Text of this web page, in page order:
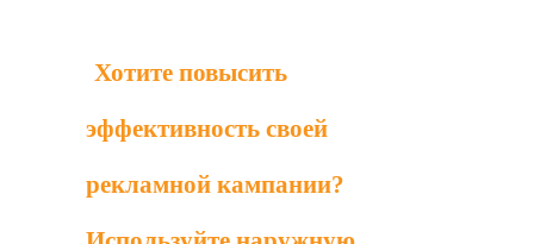
Хотите повысить
эффективность своей
рекламной кампании?